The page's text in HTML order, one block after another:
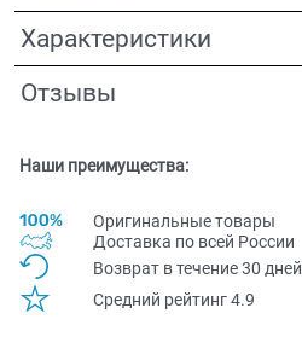
Характеристики
Отзывы
Наши преимущества:
Оригинальные товары
Доставка по всей Pоссии
Возврат в течение 30 дней
Средний рейтинг 4.9